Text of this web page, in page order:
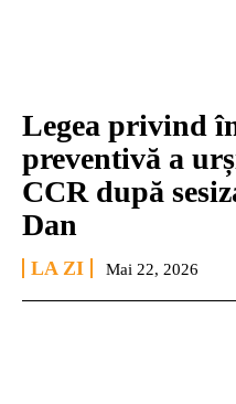
Legea privind
preventivă a
CCR după
Dan
LA ZI Mai 22, 2026